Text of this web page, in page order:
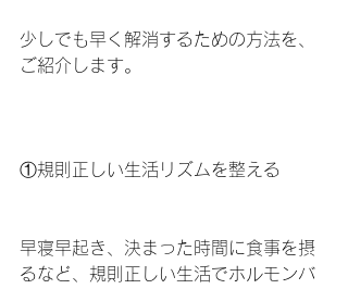
少しでも早く解消するための方法を、
ご紹介します。
①規則正しい生活リズムを整える
早寝早起き、決まった時間に食事を摂
るなど、規則正しい生活でホルモンバ